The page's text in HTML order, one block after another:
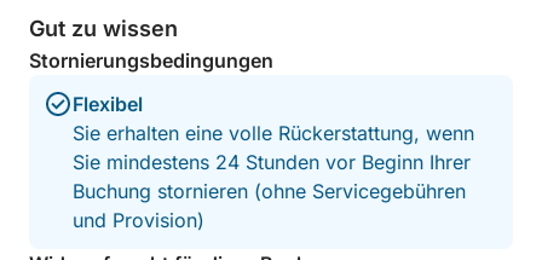
Wir bieten ein All-inclusive-Paket mit folgenden
Leistungen:
- Skipper
- Hostess
- Mittagessen mit Getränken und Wein
- Erfrischungen und Speisen den ganzen Tag über
- Strandtücher und Sonnenschutzmittel
Gut zu wissen
Stornierungsbedingungen
Flexibel
Sie erhalten eine volle Rückerstattung, wenn
Sie mindestens 24 Stunden vor Beginn Ihrer
Buchung stornieren (ohne Servicegebühren
und Provision)